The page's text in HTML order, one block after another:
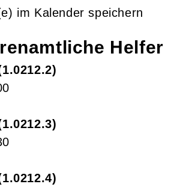
im Kalender speichern
Helfer
1.0212.2
1.0212.3
1.0212.4